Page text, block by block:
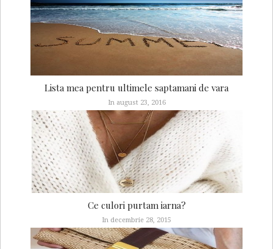
Lista mea pentru ultimele saptamani de vara
In august 23, 2016
Ce culori purtam iarna?
In decembrie 28, 2015